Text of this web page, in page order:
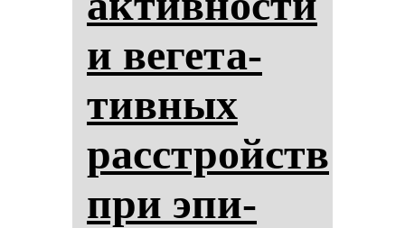
и ве­ге­та­
тив­ных
расстройств
при эпи­